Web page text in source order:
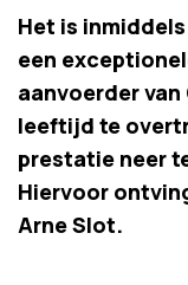
Het is
een
aanvoerder
leeftijd te
prestatie neer
Hiervoor
Arne Slot.